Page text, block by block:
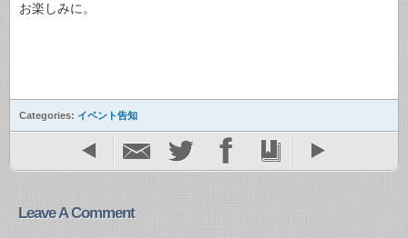
お楽しみに。
Categories: イベント告知
Leave A Comment